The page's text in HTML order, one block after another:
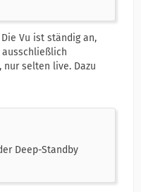
Vu ist ständig an,
nur selten live. Dazu
Deep-Standby